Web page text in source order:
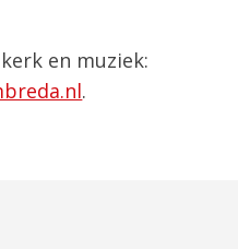
en muziek:
.